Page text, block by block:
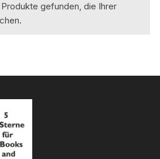
gefunden, die Ihrer